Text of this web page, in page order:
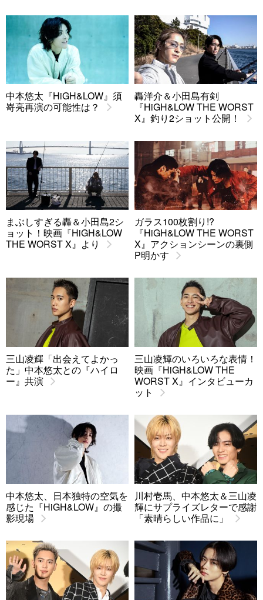
中本悠太『HiGH&LOW』須
嵜亮再演の可能性は？
轟洋介＆小田島有剣
『HiGH&LOW THE WORST
X』釣り2ショット公開！
まぶしすぎる轟＆小田島2シ
ョット！映画『HiGH&LOW
THE WORST X』より
ガラス100枚割り!?
『HiGH&LOW THE WORST
X』アクションシーンの裏側
P明かす
三山凌輝「出会えてよかっ
た」中本悠太との『ハイロ
ー』共演
三山凌輝のいろいろな表情！
映画『HiGH&LOW THE
WORST X』インタビューカ
ット
中本悠太、日本独特の空気を
感じた『HiGH&LOW』の撮
影現場
川村壱馬、中本悠太＆三山凌
輝にサプライズレターで感謝
「素晴らしい作品に」